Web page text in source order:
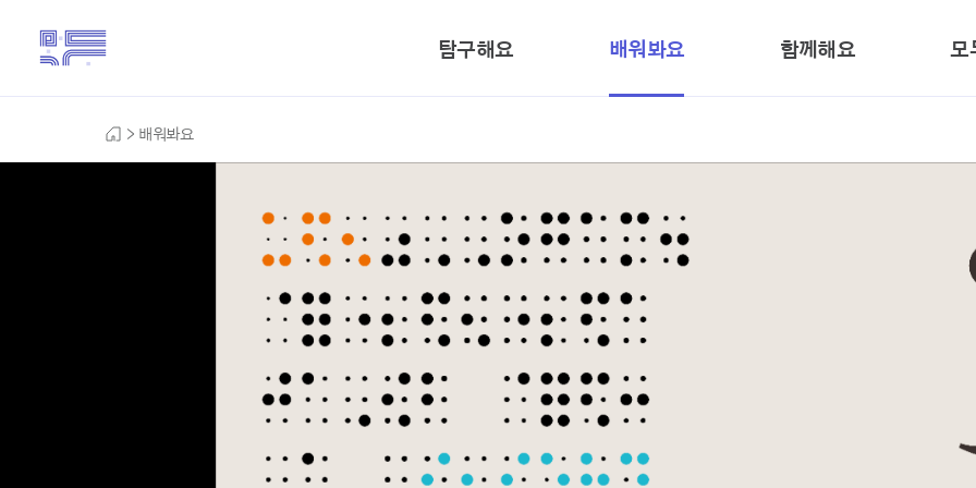
탐구해요 배워봐요 함께해요 모
배워봐요